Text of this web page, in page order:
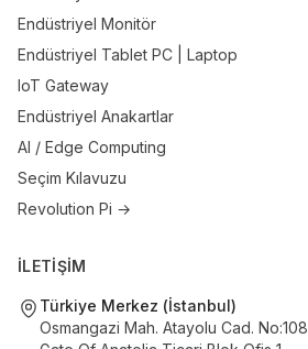
Endüstriyel Monitör
Endüstriyel Tablet PC | Laptop
IoT Gateway
Endüstriyel Anakartlar
AI / Edge Computing
Seçim Kılavuzu
Revolution Pi →
İLETİŞİM
Türkiye Merkez (İstanbul)
Osmangazi Mah. Atayolu Cad. No:108